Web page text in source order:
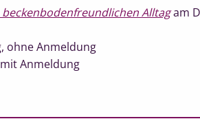
Alltagam
ohne Anmeldung
Anmeldung